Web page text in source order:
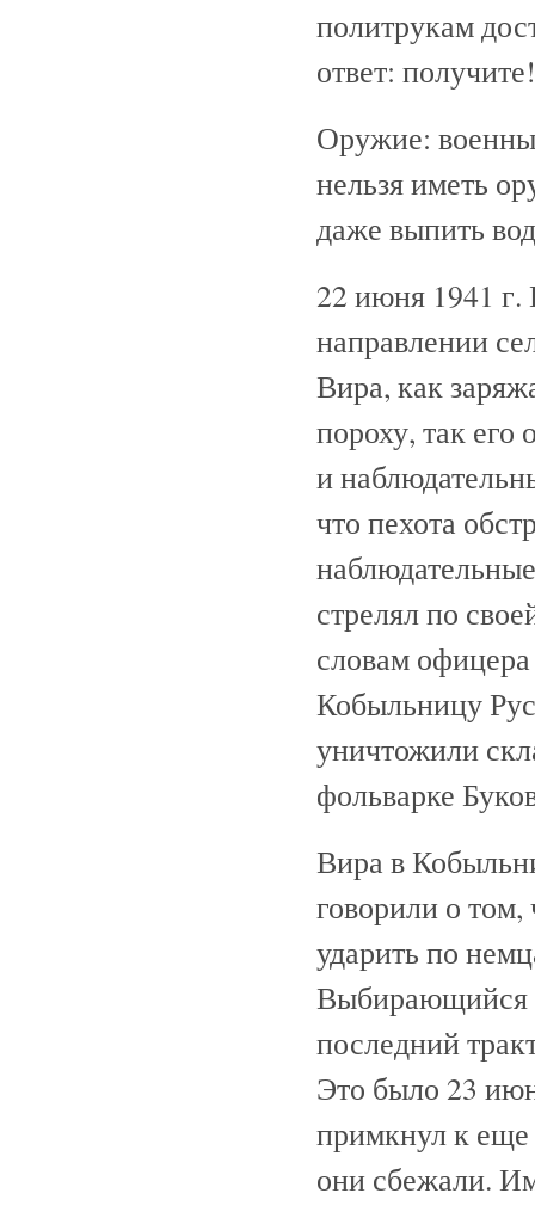
политрукам
ответ: получите!
Оружие:
нельзя иметь
даже выпить
22 июня 1941 г.
направлении
Вира, как
пороху, так его
и
что пехота
стрелял по
словам
Кобыльницу
уничтожили
фольварке
Вира в
говорили о том,
ударить по
Выбирающийся
последний
Это было 23
примкнул к еще
они сбежали.